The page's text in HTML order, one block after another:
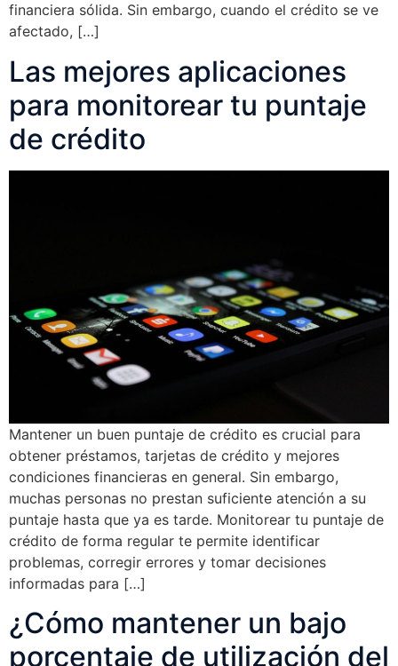
financiera sólida. Sin embargo, cuando el crédito se ve
afectado, […]
Las mejores aplicaciones
para monitorear tu puntaje
de crédito
Mantener un buen puntaje de crédito es crucial para
obtener préstamos, tarjetas de crédito y mejores
condiciones financieras en general. Sin embargo,
muchas personas no prestan suficiente atención a su
puntaje hasta que ya es tarde. Monitorear tu puntaje de
crédito de forma regular te permite identificar
problemas, corregir errores y tomar decisiones
informadas para […]
¿Cómo mantener un bajo
porcentaje de utilización del